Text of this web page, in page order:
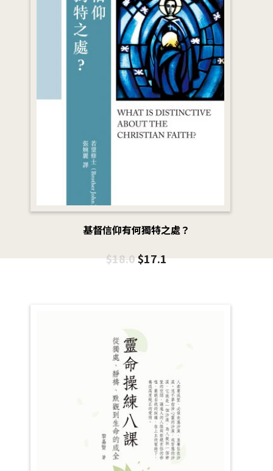
基督信仰有何獨特之處？
$18.0$17.1